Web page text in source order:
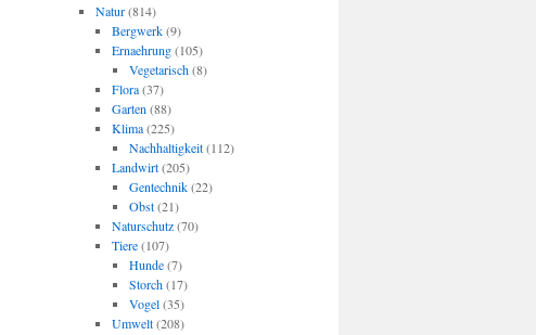
Natur(814)
Bergwerk(9)
Ernaehrung(105)
Vegetarisch(8)
Flora(37)
Garten (88)
Klima(225)
Nachhaltigkeit(112)
Landwirt(205)
Gentechnik(22)
Obst(21)
Naturschutz(70)
Tiere(107)
Hunde(7)
Storch(17)
Vogel(35)
Umwelt(208)